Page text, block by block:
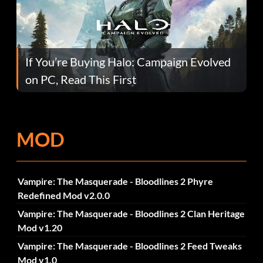
If You’re Buying Halo: Campaign Evolved
on PC, Read This First
MOD
Vampire: The Masquerade - Bloodlines 2 Phyre
Redefined Mod v2.0.0
Vampire: The Masquerade - Bloodlines 2 Clan Heritage
Mod v1.20
Vampire: The Masquerade - Bloodlines 2 Feed Tweaks
Mod v1.0